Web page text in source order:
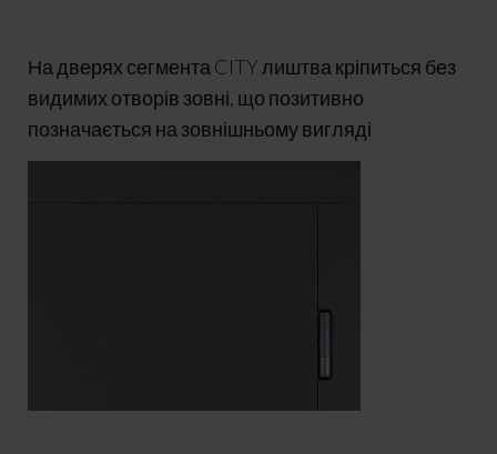
На дверях сегмента CITY лиштва кріпиться без
видимих отворів зовні, що позитивно
позначається на зовнішньому вигляді